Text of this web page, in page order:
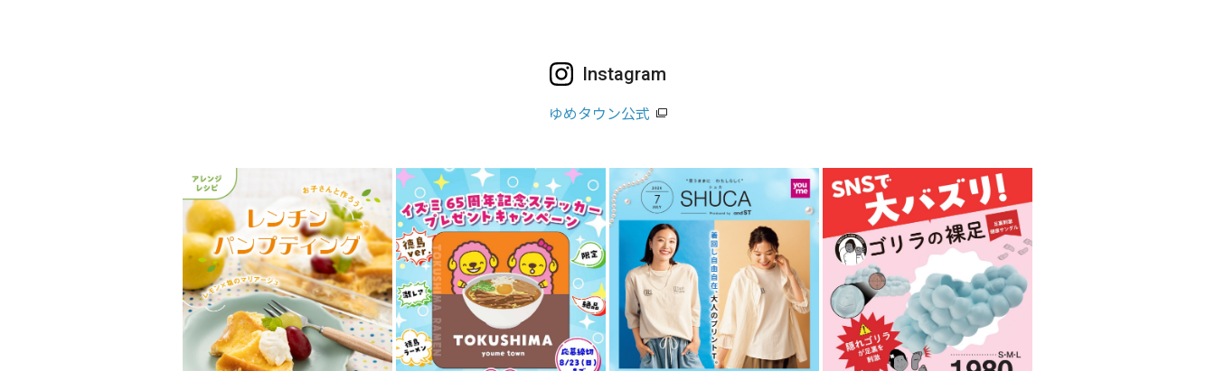
Instagram
ゆめタウン公式